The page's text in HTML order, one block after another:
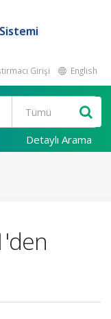
Girişi English
Detaylı Arama